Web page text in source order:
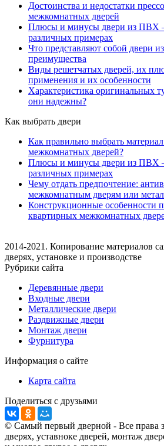
Достоинства и недостатки
межкомнатных дверей
Плюсы и минусы двери из ПВХ
различных примерах
Что представляют собой двери
преимущества
Виды решетчатых дверей, их
применения и их особенности
Характеристика оригинальных
они надежны?
Как выбрать двери
Как правильно выбрать
межкомнатных дверей?
Плюсы и минусы двери из ПВХ
различных примерах
Чему отдать предпочтение:
межкомнатным дверям или
Конструкционные особенности
квартирных межкомнатных
2014-2021. Копирование материалов
дверях, установке и производстве
Рубрики сайта
Деревянные двери
Входные двери
Металлические двери
Раздвижные двери
Монтаж двери
Фурнитура
Информация о сайте
Карта сайта
Поделиться с друзьями
© Самый первый дверной - Все права
дверях, уставноке дверей, монтаж